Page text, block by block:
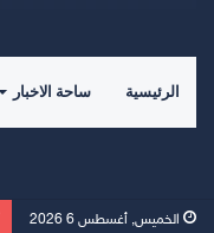
الرئيسية ساحة الاخبار
الخميس, أغسطس 6 2026